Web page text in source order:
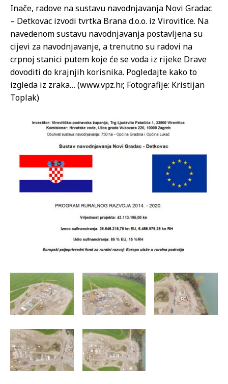
Inače, radove na sustavu navodnjavanja Novi Gradac
– Detkovac izvodi tvrtka Brana d.o.o. iz Virovitice. Na
navedenom sustavu navodnjavanja postavljena su
cijevi za navodnjavanje, a trenutno su radovi na
crpnoj stanici putem koje će se voda iz rijeke Drave
dovoditi do krajnjih korisnika. Pogledajte kako to
izgleda iz zraka… (www.vpz.hr, Fotografije: Kristijan
Toplak)